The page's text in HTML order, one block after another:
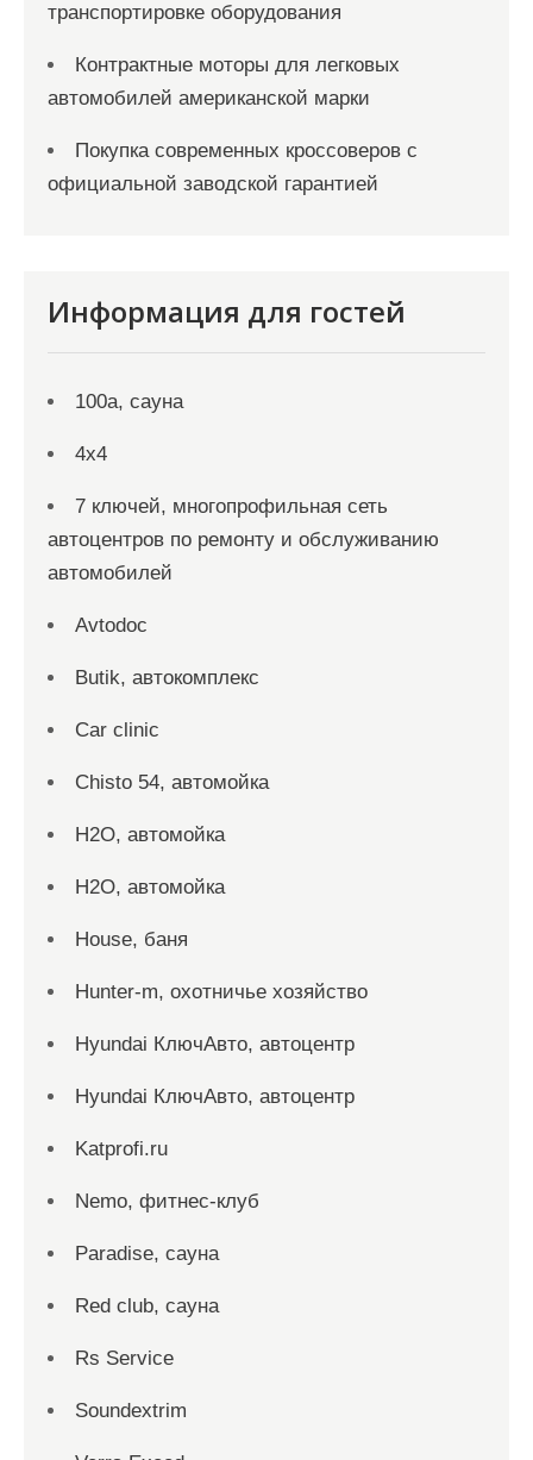
транспортировке оборудования
Контрактные моторы для легковых
автомобилей американской марки
Покупка современных кроссоверов с
официальной заводской гарантией
Информация для гостей
100а, сауна
4х4
7 ключей, многопрофильная сеть
автоцентров по ремонту и обслуживанию
автомобилей
Avtodoc
Butik, автокомплекс
Car clinic
Chisto 54, автомойка
H2O, автомойка
H2O, автомойка
House, баня
Hunter-m, охотничье хозяйство
Hyundai КлючАвто, автоцентр
Hyundai КлючАвто, автоцентр
Katprofi.ru
Nemo, фитнес-клуб
Paradise, сауна
Red сlub, сауна
Rs Service
Soundextrim